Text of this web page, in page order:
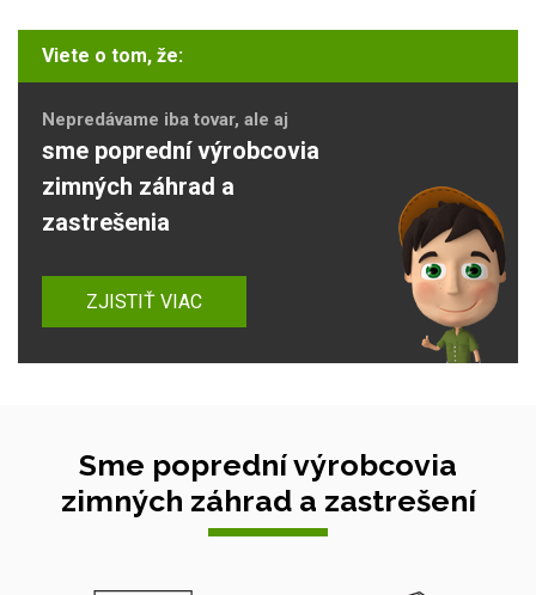
Viete o tom, že:
Nepredávame iba tovar, ale aj
sme poprední výrobcovia
zimných záhrad a
zastrešenia
ZJISTIŤ VIAC
Sme poprední výrobcovia
zimných záhrad a zastrešení